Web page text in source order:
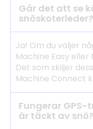
Går det att se
snöskoterleder?
Ja! Om du väljer
Machine Easy
Det som skiljer
Machine Connect
Fungerar
är täckt av snö?